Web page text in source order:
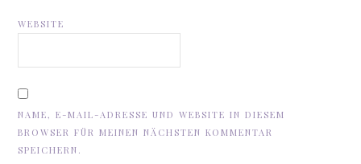
WEBSITE
NAME, E-MAIL-ADRESSE UND WEBSITE IN DIESEM
BROWSER FÜR MEINEN NÄCHSTEN KOMMENTAR
SPEICHERN.